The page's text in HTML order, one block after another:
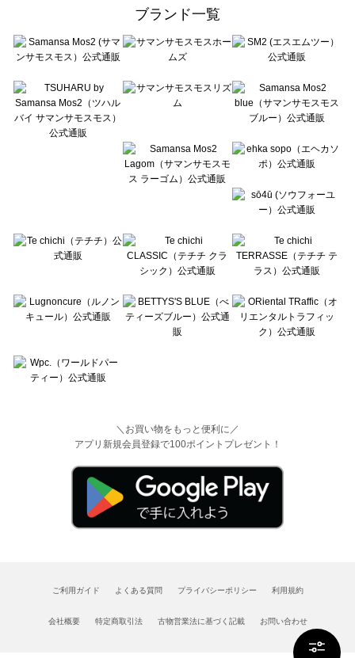
Te chichi（テチチ）の一覧
Te chichi CLASSIC（テチチ クラシック）の一覧
Lugnoncure（ルノンキュール）の一覧
BETTY'S BLUE（べティーズブルー）の一覧
Wpc.（ワールドパーティー）の一覧
ブランド一覧
＼お買い物をもっと便利に／
アプリ新規会員登録で100ポイントプレゼント！
ご利用ガイド よくある質問 プライバシーポリシー 利用規約
会社概要 特定商取引法 古物営業法に基づく記載 お問い合わせ